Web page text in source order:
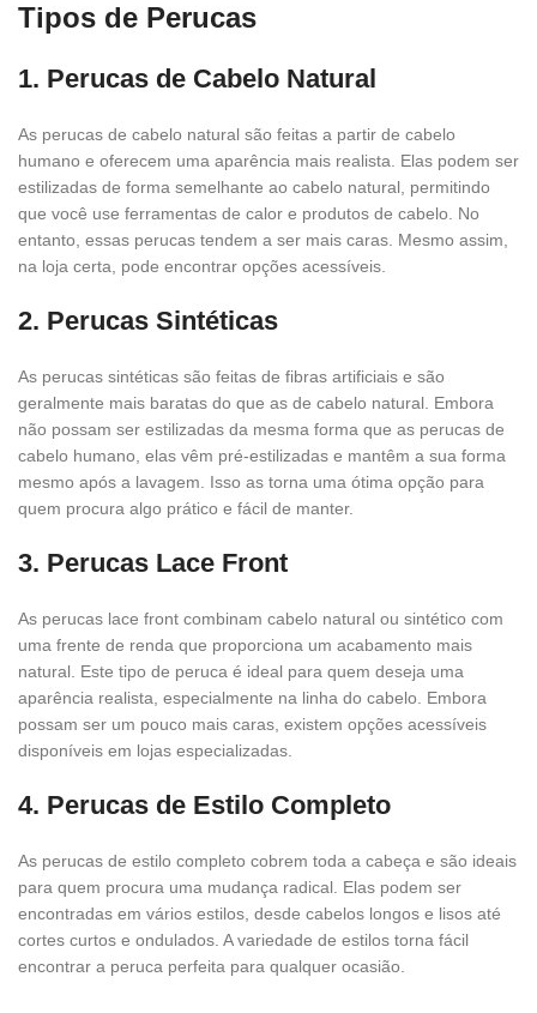
Tipos de Perucas
1. Perucas de Cabelo Natural
As perucas de cabelo natural são feitas a partir de cabelo
humano e oferecem uma aparência mais realista. Elas podem ser
estilizadas de forma semelhante ao cabelo natural, permitindo
que você use ferramentas de calor e produtos de cabelo. No
entanto, essas perucas tendem a ser mais caras. Mesmo assim,
na loja certa, pode encontrar opções acessíveis.
2. Perucas Sintéticas
As perucas sintéticas são feitas de fibras artificiais e são
geralmente mais baratas do que as de cabelo natural. Embora
não possam ser estilizadas da mesma forma que as perucas de
cabelo humano, elas vêm pré-estilizadas e mantêm a sua forma
mesmo após a lavagem. Isso as torna uma ótima opção para
quem procura algo prático e fácil de manter.
3. Perucas Lace Front
As perucas lace front combinam cabelo natural ou sintético com
uma frente de renda que proporciona um acabamento mais
natural. Este tipo de peruca é ideal para quem deseja uma
aparência realista, especialmente na linha do cabelo. Embora
possam ser um pouco mais caras, existem opções acessíveis
disponíveis em lojas especializadas.
4. Perucas de Estilo Completo
As perucas de estilo completo cobrem toda a cabeça e são ideais
para quem procura uma mudança radical. Elas podem ser
encontradas em vários estilos, desde cabelos longos e lisos até
cortes curtos e ondulados. A variedade de estilos torna fácil
encontrar a peruca perfeita para qualquer ocasião.